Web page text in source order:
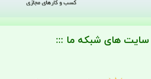
سایت های شبکه ما :::